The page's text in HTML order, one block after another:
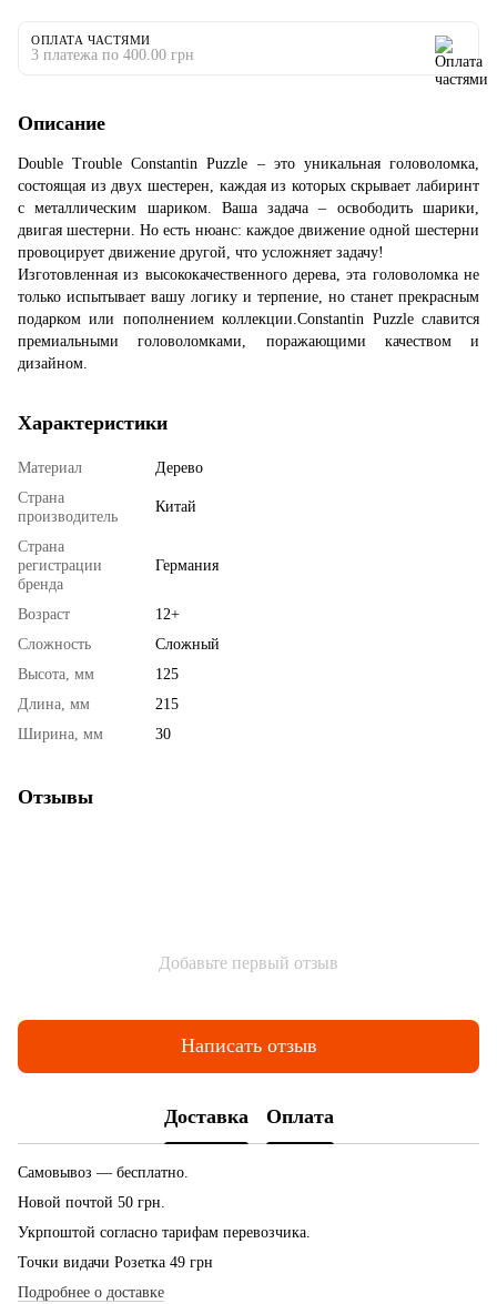
ОПЛАТА ЧАСТЯМИ
3 платежа по 400.00 грн
Описание
Double Trouble Constantin Puzzle – это уникальная головоломка,
состоящая из двух шестерен, каждая из которых скрывает лабиринт
с металлическим шариком. Ваша задача – освободить шарики,
двигая шестерни. Но есть нюанс: каждое движение одной шестерни
провоцирует движение другой, что усложняет задачу!
Изготовленная из высококачественного дерева, эта головоломка не
только испытывает вашу логику и терпение, но станет прекрасным
подарком или пополнением коллекции.Constantin Puzzle славится
премиальными головоломками, поражающими качеством и
дизайном.
Характеристики
Материал
Дерево
Страна
производитель
Китай
Страна
регистрации
бренда
Германия
Возраст
12+
Сложность
Сложный
Высота, мм
125
Длина, мм
215
Ширина, мм
30
Отзывы
Добавьте первый отзыв
Написать отзыв
Доставка Оплата
Самовывоз — бесплатно.
Новой почтой 50 грн.
Укрпоштой согласно тарифам перевозчика.
Точки видачи Розетка 49 грн
Подробнее о доставке